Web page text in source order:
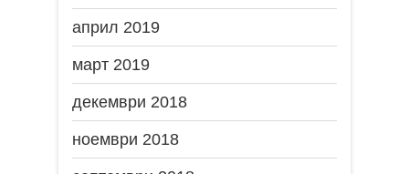
април 2019
март 2019
декември 2018
ноември 2018